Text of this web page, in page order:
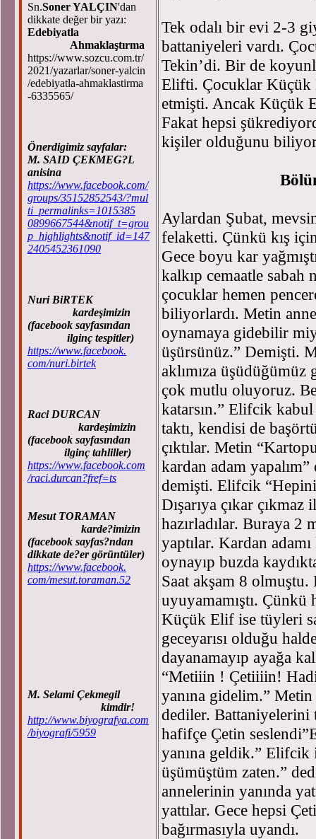
Sn.Soner YALÇIN'dan
dikkate değer bir yazı:
Edebiyatla
Ahmaklaştırma
https://www.sozcu.com.tr/
2021/yazarlar/soner-yalcin
/edebiyatla-ahmaklastirma
-6335565/
Önerdigimiz sayfalar:
M. SAID ÇEKMEG?L
anisina
https://www.facebook.com/
groups/35152852543/?mul
ti_permalinks=1015385
0899667544&notif_t=grou
p_highlights&notif_id=147
2405452361090
Nuri BiRTEK
kardeşimizin
(facebook sayfasından
ilginç tespitler)
https://www.facebook.
com/nuri.birtek
Raci DURCAN
kardeşimizin
(facebook sayfasından
ilginç tahliller)
https://www.facebook.com
/raci.durcan?fref=ts
Mesut TORAMAN
karde?imizin
(facebook sayfas?ndan
dikkate de?er görüntüler)
https://www.facebook.
com/mesut.toraman.52
M. Selami Çekmegil
kimdir!
http://www.biyografya.com
/biyografi/5959
Tek odalı bir evi 2-3
battaniyeleri vardı.
Tekin’di. Bir de
Elifti. Çocuklar Küçük
etmişti. Ancak Küçük
Fakat hepsi
kişiler olduğunu
Aylardan Şubat,
felaketti. Çünkü kış
Gece boyu kar
kalkıp cemaatle sabah
çocuklar hemen
biliyorlardı. Metin
oynamaya gidebilir
üşürsünüz.” Demişti.
aklımıza
çok mutlu oluyoruz.
katarsın.” Elifcik
taktı, kendisi de
çıktılar. Metin
kardan adam
demişti. Elifcik
Dışarıya çıkar
hazırladılar. Buraya 2
yaptılar. Kardan
oynayıp buzda
Saat akşam 8
uyuyamamıştı.
Küçük Elif ise tüyleri
geceyarısı olduğu
dayanamayıp ayağa
“Metiiin ! Çetiiiin!
yanına gidelim.”
dediler. Battaniyelerini
hafifçe Çetin
yanına geldik.” Elifcik
üşümüştüm zaten.”
annelerinin yanında
yattılar. Gece hepsi
bağırmasıyla uyandı.